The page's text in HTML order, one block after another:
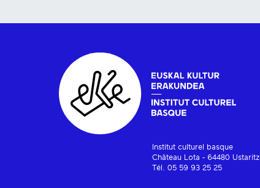
Institut culturel basque
Château Lota - 64480 Ustaritz
Tél. 05 59 93 25 25